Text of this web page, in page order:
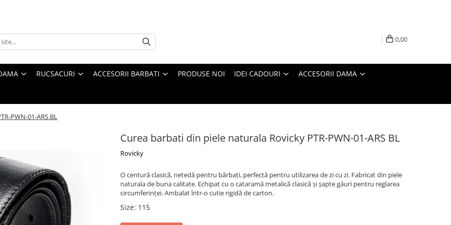
0,00
RUCSACURI ACCESORII BARBATI PRODUSE NOI IDEI CADOURI ACCESORII DAMA
PWN-01-ARS BL
Curea barbati din piele naturala Rovicky PTR-PWN-01-ARS BL
Rovicky
O centură clasică, netedă pentru bărbați, perfectă pentru utilizarea de zi cu zi. Fabricat din piele
naturala de buna calitate. Echipat cu o cataramă metalică clasică și șapte găuri pentru reglarea
circumferinței. Ambalat într-o cutie rigidă de carton.
Size: 115